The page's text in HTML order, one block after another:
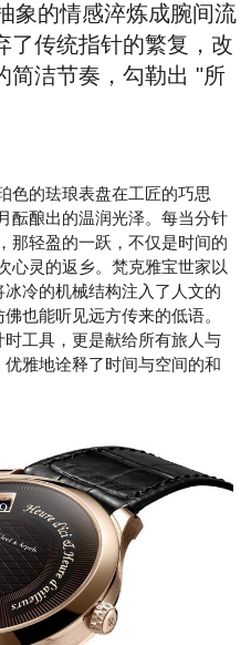
象的情感淬炼成腕间流
了传统指针的繁复，改
简洁节奏，勾勒出 "所
色的珐琅表盘在工匠的巧思
酝酿出的温润光泽。每当分针
那轻盈的一跃，不仅是时间的
心灵的返乡。梵克雅宝世家以
冷的机械结构注入了人文的
也能听见远方传来的低语。
工具，更是献给所有旅人与
雅地诠释了时间与空间的和